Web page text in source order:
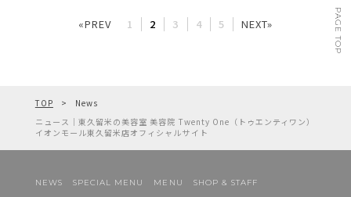
«PREV 1 2 3 4 5 NEXT»
TOP
News
ニュース｜東久留米の美容室 美容院 Twenty One（トゥエンティワン）
イオンモール東久留米店オフィシャルサイト
NEWS SPECIAL MENU MENU SHOP & STAFF
PAGE TOP